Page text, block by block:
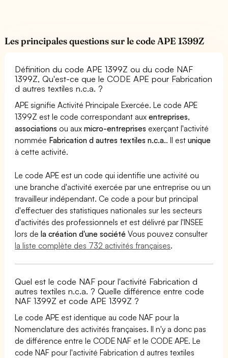
Les principales questions sur le code APE 1399Z
Définition du code APE 1399Z ou du code NAF
1399Z, Qu'est-ce que le CODE APE pour Fabrication
d autres textiles n.c.a. ?
APE signifie Activité Principale Exercée. Le code APE
1399Z est le code correspondant auxentreprises,
associations ou auxmicro-entreprises exerçant l'activité
nommée Fabrication d autres textiles n.c.a.. Il estunique
à cette activité.
Le code APE est un code qui identifie une activité ou
une branche d'activité exercée par une entreprise ou un
travailleur indépendant. Ce code a pour but principal
d'effectuer des statistiques nationales sur les secteurs
d'activités des professionnels et est délivré par l'INSEE
lors dela création d'une société Vous pouvez consulter
la liste complète des 732 activités françaises.
Quel est le code NAF pour l'activité Fabrication d
autres textiles n.c.a. ? Quelle différence entre code
NAF 1399Z et code APE 1399Z ?
Le code APE est identique au code NAF pour la
Nomenclature des activités françaises. Il n'y a donc pas
de différence entre le CODE NAF et le CODE APE. Le
code NAF pour l'activité Fabrication d autres textiles